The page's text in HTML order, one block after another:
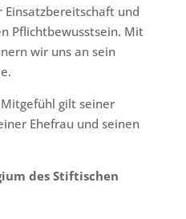
und
Pflichtbewusstsein. Mit
wir uns an sein
gilt seiner
Ehefrau und seinen
des Stiftischen